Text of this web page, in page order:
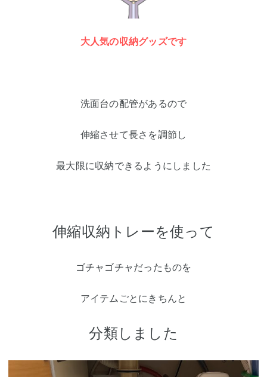
大人気の収納グッズです
洗面台の配管があるので
伸縮させて長さを調節し
最大限に収納できるようにしました
伸縮収納トレーを使って
ゴチャゴチャだったものを
アイテムごとにきちんと
分類しました